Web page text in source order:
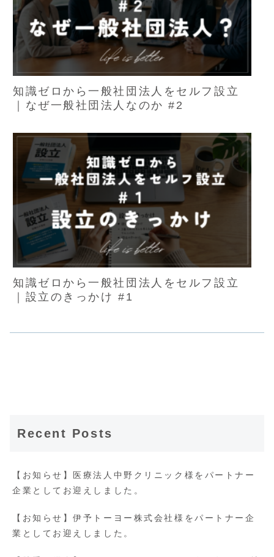
知識ゼロから一般社団法人をセルフ設立
｜なぜ一般社団法人なのか #2
知識ゼロから一般社団法人をセルフ設立
｜設立のきっかけ #1
Recent Posts
【お知らせ】医療法人中野クリニック様をパートナー
企業としてお迎えしました。
【お知らせ】伊予トーヨー株式会社様をパートナー企
業としてお迎えしました。